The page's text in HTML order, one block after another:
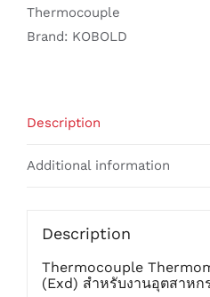
Thermocouple
Brand: KOBOLD
Description
Additional information
Description
Thermocouple
(Exd) สำหรับงานอุตสาหก